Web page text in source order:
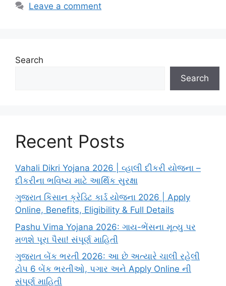
Leave a comment
Search
Search
Recent Posts
Vahali Dikri Yojana 2026 | વ્હાલી દીકરી યોજના –
દીકરીના ભવિષ્ય માટે આર્થિક સુરક્ષા
ગુજરાત કિસાન ક્રેડિટ કાર્ડ યોજના 2026 | Apply
Online, Benefits, Eligibility & Full Details
Pashu Vima Yojana 2026: ગાય-ભેંસના મૃત્યુ પર
મળશે પૂરા પૈસા! સંપૂર્ણ માહિતી
ગુજરાત બેંક ભરતી 2026: આ છે અત્યારે ચાલી રહેલી
ટોપ 6 બેંક ભરતીઓ, પગાર અને Apply Online ની
સંપૂર્ણ માહિતી